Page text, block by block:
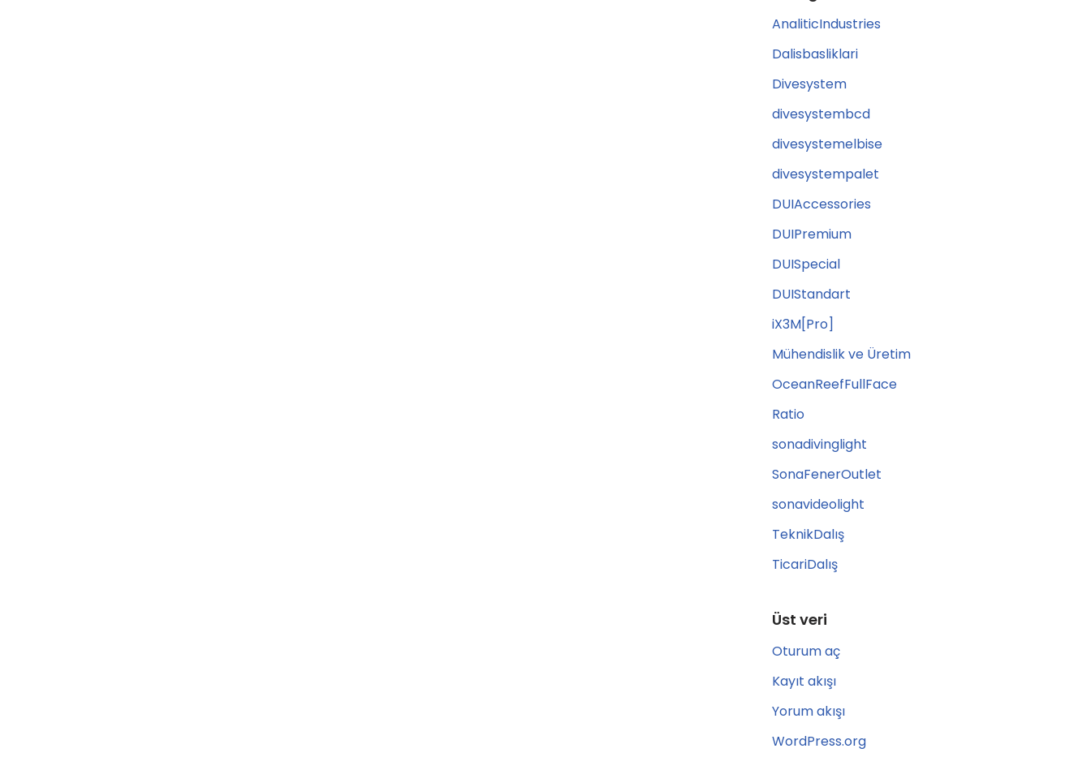
AnaliticIndustries
Dalisbasliklari
Divesystem
divesystembcd
divesystemelbise
divesystempalet
DUIAccessories
DUIPremium
DUISpecial
DUIStandart
iX3M[Pro]
Mühendislik ve Üretim
OceanReefFullFace
Ratio
sonadivinglight
SonaFenerOutlet
sonavideolight
TeknikDalış
TicariDalış
Üst veri
Oturum aç
Kayıt akışı
Yorum akışı
WordPress.org